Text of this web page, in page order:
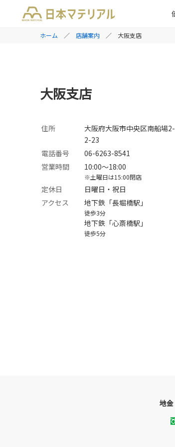
ホーム ／ 店舗案内 ／ 大阪支店
大阪支店
住所
大阪府大阪市中央区南船場2-
2-23
電話番号
06-6263-8541
営業時間
10:00～18:00
※土曜日は15:00閉店
定休日
日曜日・祝日
アクセス
地下鉄「長堀橋駅」
徒歩3分
地下鉄「心斎橋駅」
徒歩5分
地